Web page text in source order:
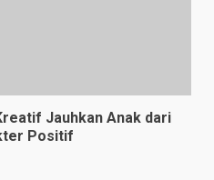
Jauhkan Anak dari
Positif